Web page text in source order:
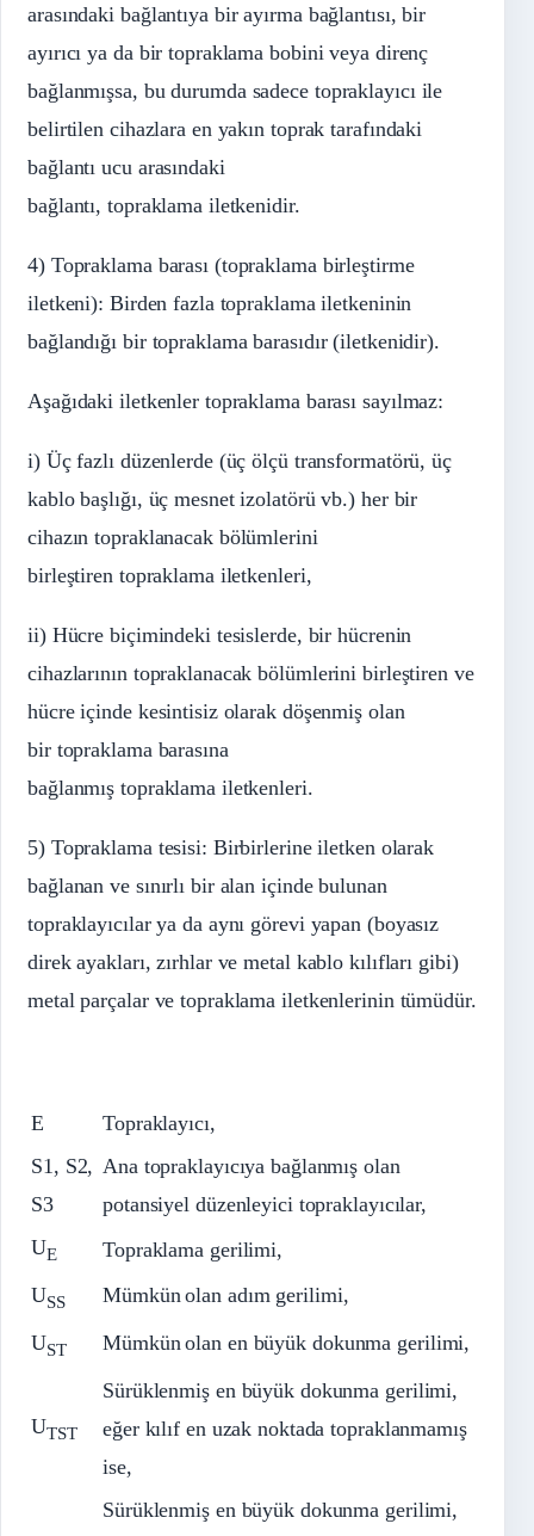
arasındaki bağlantıya bir ayırma bağlantısı, bir
ayırıcı ya da bir topraklama bobini veya direnç
bağlanmışsa, bu durumda sadece topraklayıcı ile
belirtilen cihazlara en yakın toprak tarafındaki
bağlantı ucu arasındaki
bağlantı, topraklama iletkenidir.
4) Topraklama barası (topraklama birleştirme
iletkeni): Birden fazla topraklama iletkeninin
bağlandığı bir topraklama barasıdır (iletkenidir).
Aşağıdaki iletkenler topraklama barası sayılmaz:
i) Üç fazlı düzenlerde (üç ölçü transformatörü, üç
kablo başlığı, üç mesnet izolatörü vb.) her bir
cihazın topraklanacak bölümlerini
birleştiren topraklama iletkenleri,
ii) Hücre biçimindeki tesislerde, bir hücrenin
cihazlarının topraklanacak bölümlerini birleştiren ve
hücre içinde kesintisiz olarak döşenmiş olan
bir topraklama barasına
bağlanmış topraklama iletkenleri.
5) Topraklama tesisi: Birbirlerine iletken olarak
bağlanan ve sınırlı bir alan içinde bulunan
topraklayıcılar ya da aynı görevi yapan (boyasız
direk ayakları, zırhlar ve metal kablo kılıfları gibi)
metal parçalar ve topraklama iletkenlerinin tümüdür.
E
Topraklayıcı,
S1, S2,
S3
Ana topraklayıcıya bağlanmış olan
potansiyel düzenleyici topraklayıcılar,
UE
Topraklama gerilimi,
USS Mümkün olan adım gerilimi,
UST Mümkün olan en büyük dokunma gerilimi,
UTST
Sürüklenmiş en büyük dokunma gerilimi,
eğer kılıf en uzak noktada topraklanmamış
ise,
Sürüklenmiş en büyük dokunma gerilimi,